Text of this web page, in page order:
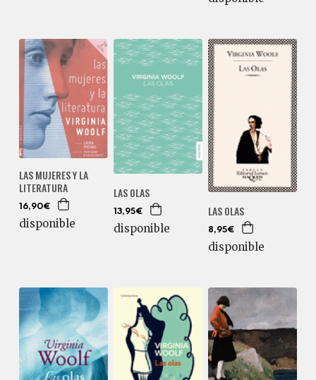
LAS MUJERES Y LA
LITERATURA
16,90€
disponible
LAS OLAS
13,95€
disponible
LAS OLAS
8,95€
disponible